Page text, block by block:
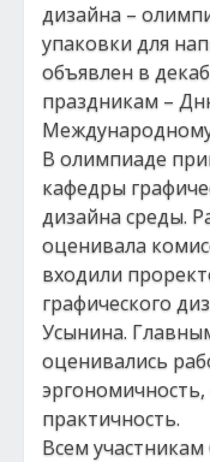
дизайна –
упаковки для
объявлен в
праздникам –
В олимпиаде
кафедры
дизайна среды.
оценивала
входили
графического
Усынина.
оценивались
практичность.
Всем